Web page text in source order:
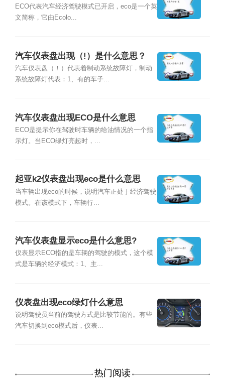
ECO代表汽车经济驾驶模式已开启，eco是一个英
文简称，它由Ecolo...
汽车仪表盘出现（!）是什么意思？
汽车仪表盘（！）代表着制动系统故障灯，制动
系统故障灯代表：1、有的车子...
汽车仪表盘出现ECO是什么意思
ECO是提示你在驾驶时车辆的给油情况的一个指
示灯。当ECO绿灯亮起时，...
起亚k2仪表盘出现eco是什么意思
当车辆出现eco的时候，说明汽车正处于经济驾驶
模式。在该模式下，车辆行...
汽车仪表盘显示eco是什么意思?
仪表显示ECO指的是车辆的驾驶的模式，这个模
式是车辆的经济模式：1、主...
仪表盘出现eco绿灯什么意思
说明驾驶员当前的驾驶方式是比较节能的。有些
汽车切换到eco模式后，仪表...
热门阅读